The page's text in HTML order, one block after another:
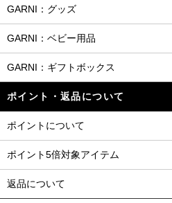
GARNI：グッズ
GARNI：ベビー用品
GARNI：ギフトボックス
ポイント・返品について
ポイントについて
ポイント5倍対象アイテム
返品について